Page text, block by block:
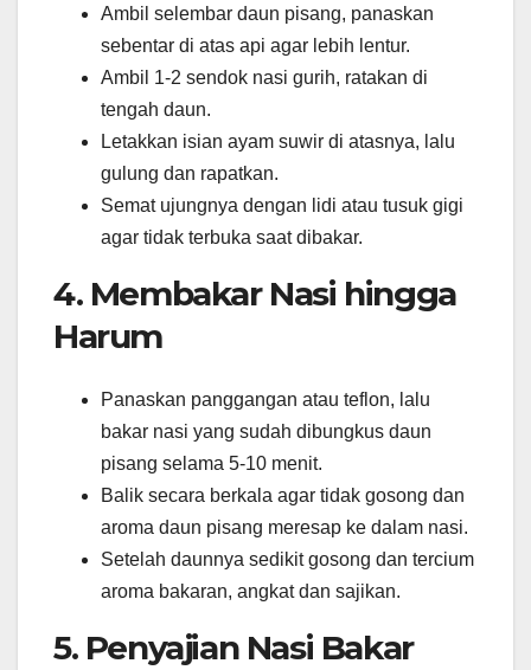
Ambil selembar daun pisang, panaskan
sebentar di atas api agar lebih lentur.
Ambil 1-2 sendok nasi gurih, ratakan di
tengah daun.
Letakkan isian ayam suwir di atasnya, lalu
gulung dan rapatkan.
Semat ujungnya dengan lidi atau tusuk gigi
agar tidak terbuka saat dibakar.
4. Membakar Nasi hingga
Harum
Panaskan panggangan atau teflon, lalu
bakar nasi yang sudah dibungkus daun
pisang selama 5-10 menit.
Balik secara berkala agar tidak gosong dan
aroma daun pisang meresap ke dalam nasi.
Setelah daunnya sedikit gosong dan tercium
aroma bakaran, angkat dan sajikan.
5. Penyajian Nasi Bakar